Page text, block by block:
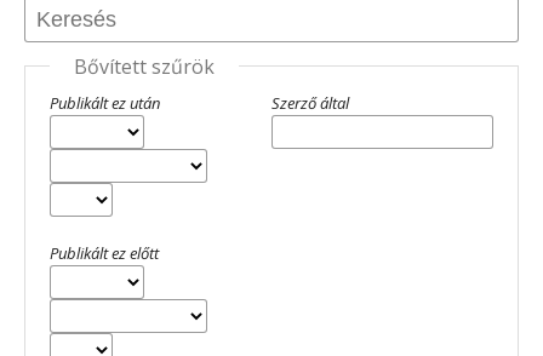
Bővített szűrök
Publikált ez után
Publikált ez előtt
Szerző által